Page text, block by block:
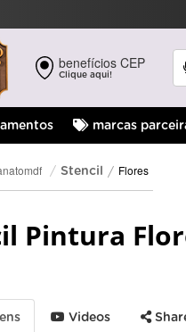
benefícios CEP
Clique aqui!
marcas
Stencil Flores
Pintura
Videos